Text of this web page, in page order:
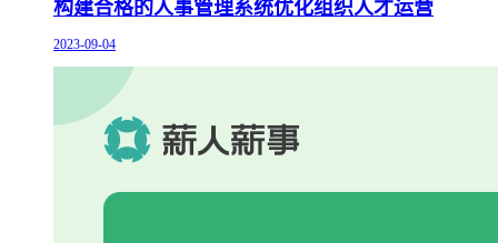
构建合格的人事管理系统优化组织人才运营
2023-09-04